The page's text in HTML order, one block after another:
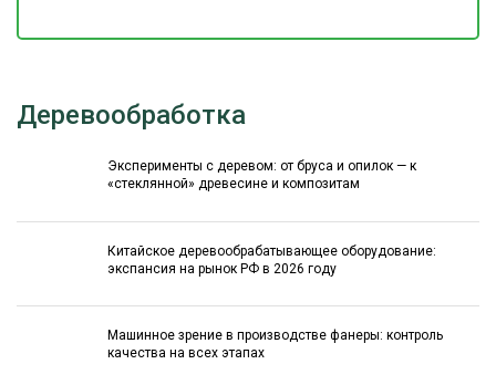
Деревообработка
Эксперименты с деревом: от бруса и опилок — к
«стеклянной» древесине и композитам
Китайское деревообрабатывающее оборудование:
экспансия на рынок РФ в 2026 году
Машинное зрение в производстве фанеры: контроль
качества на всех этапах